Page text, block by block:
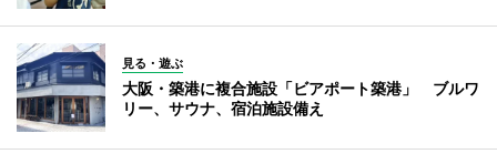
見る・遊ぶ
大阪・築港に複合施設「ビアポート築港」 ブルワ
リー、サウナ、宿泊施設備え